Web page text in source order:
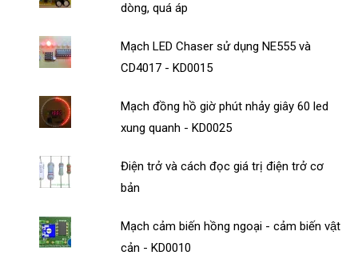
dòng, quá áp
Mạch LED Chaser sử dụng NE555 và
CD4017 - KD0015
Mạch đồng hồ giờ phút nhảy giây 60 led
xung quanh - KD0025
Điện trở và cách đọc giá trị điện trở cơ
bản
Mạch cảm biến hồng ngoại - cảm biến vật
cản - KD0010